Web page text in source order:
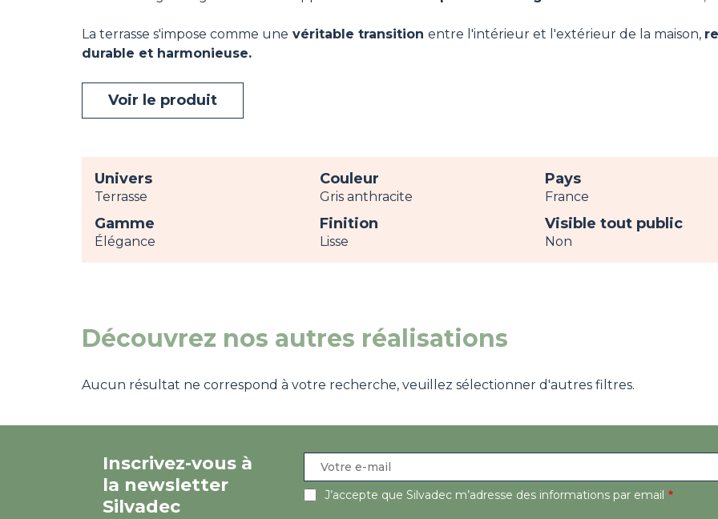
La terrasse s'impose comme une véritable transition entre l'intérieur et l'extérieur de la maison,
durable et harmonieuse.
Voir le produit
Univers
Terrasse
Gamme
Élégance
Couleur
Gris anthracite
Finition
Lisse
Pays
France
Visible tout public
Non
Découvrez nos autres réalisations
Aucun résultat ne correspond à votre recherche, veuillez sélectionner d'autres filtres.
Inscrivez-vous à
la newsletter
Silvadec
J’accepte que Silvadec m’adresse des informations par email